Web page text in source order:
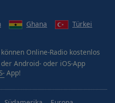
Ghana Türkei
können Online-Radio kostenlos
Android- oder iOS-App
App!